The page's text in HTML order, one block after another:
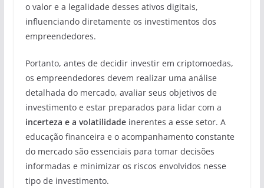
o valor e a legalidade desses ativos digitais,
influenciando diretamente os investimentos dos
empreendedores.
Portanto, antes de decidir investir em criptomoedas,
os empreendedores devem realizar uma análise
detalhada do mercado, avaliar seus objetivos de
investimento e estar preparados para lidar com a
incerteza e a volatilidadeinerentes a esse setor. A
educação financeira e o acompanhamento constante
do mercado são essenciais para tomar decisões
informadas e minimizar os riscos envolvidos nesse
tipo de investimento.